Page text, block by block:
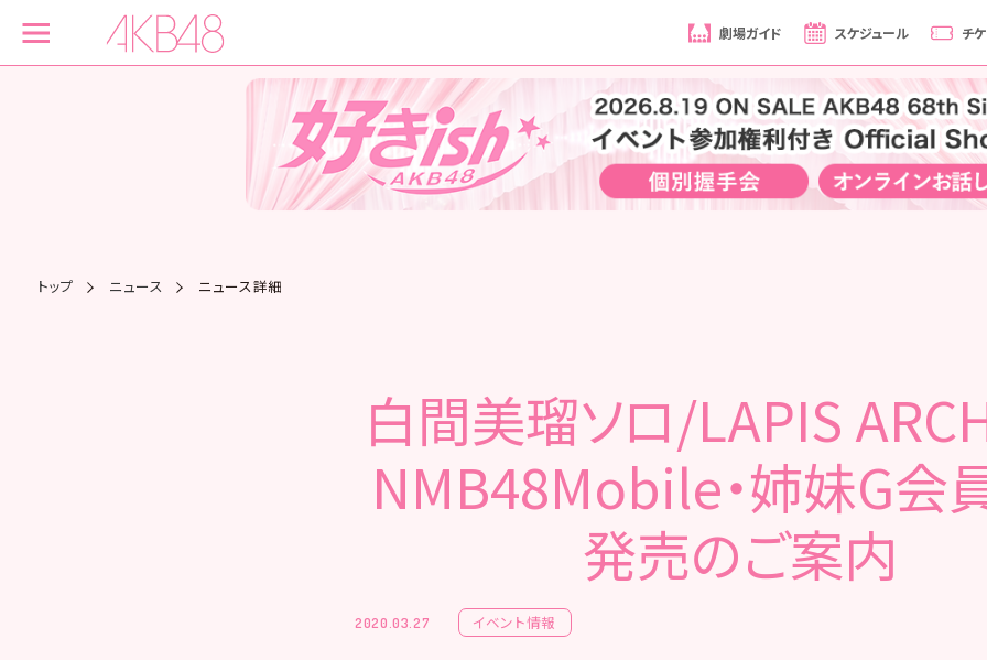
劇場ガイド スケジュール チ
トップ ニュース ニュース詳細
白間美瑠ソロ/LAPIS
NMB48Mobile・姉妹G会
発売のご案内
2020.03.27 イベント情報